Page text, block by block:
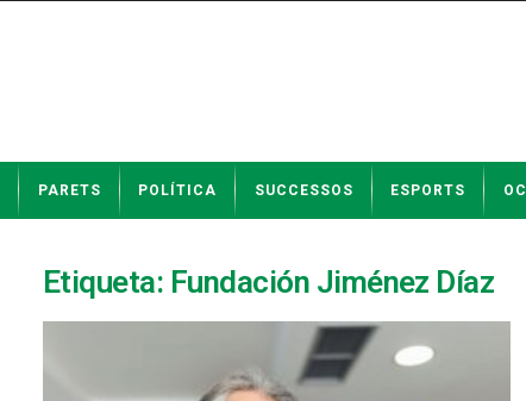
t
PARETS POLÍTICA SUCCESSOS ESPORTS OCI
Etiqueta: Fundación Jiménez Díaz